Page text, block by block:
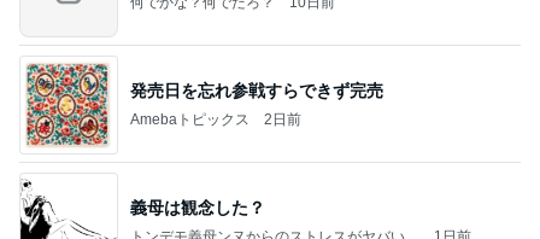
発売日を忘れ参戦すらできず完売
Amebaトピックス 2日前
義母は観念した？